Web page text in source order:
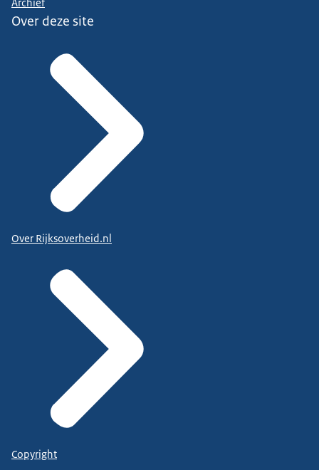
Over deze site
Over Rijksoverheid.nl
Copyright